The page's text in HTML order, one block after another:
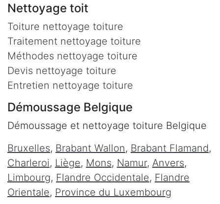
Nettoyage toit
Toiture nettoyage toiture
Traitement nettoyage toiture
Méthodes nettoyage toiture
Devis nettoyage toiture
Entretien nettoyage toiture
Démoussage Belgique
Démoussage et nettoyage toiture Belgique
Bruxelles, Brabant Wallon, Brabant Flamand,
Charleroi, Liège, Mons, Namur, Anvers,
Limbourg, Flandre Occidentale, Flandre
Orientale, Province du Luxembourg